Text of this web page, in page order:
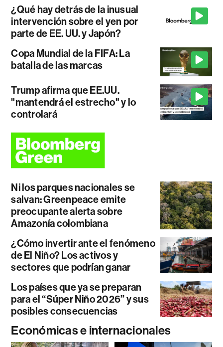
¿Qué hay detrás de la inusual
intervención sobre el yen por
parte de EE. UU. y Japón?
Copa Mundial de la FIFA: La
batalla de las marcas
Trump afirma que EE.UU.
"mantendrá el estrecho" y lo
controlará
Ni los parques nacionales se
salvan: Greenpeace emite
preocupante alerta sobre
Amazonía colombiana
¿Cómo invertir ante el fenómeno
de El Niño? Los activos y
sectores que podrían ganar
Los países que ya se preparan
para el “Súper Niño 2026” y sus
posibles consecuencias
Económicas e internacionales